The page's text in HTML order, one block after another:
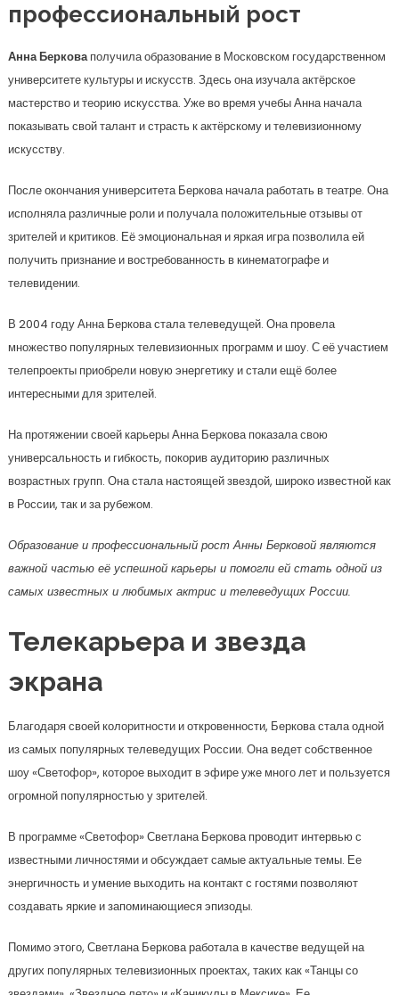
профессиональный рост
Анна Берковаполучила образование в Московском государственном
университете культуры и искусств. Здесь она изучала актёрское
мастерство и теорию искусства. Уже во время учебы Анна начала
показывать свой талант и страсть к актёрскому и телевизионному
искусству.
После окончания университета Беркова начала работать в театре. Она
исполняла различные роли и получала положительные отзывы от
зрителей и критиков. Её эмоциональная и яркая игра позволила ей
получить признание и востребованность в кинематографе и
телевидении.
В 2004 году Анна Беркова стала телеведущей. Она провела
множество популярных телевизионных программ и шоу. С её участием
телепроекты приобрели новую энергетику и стали ещё более
интересными для зрителей.
На протяжении своей карьеры Анна Беркова показала свою
универсальность и гибкость, покорив аудиторию различных
возрастных групп. Она стала настоящей звездой, широко известной как
в России, так и за рубежом.
Образование и профессиональный рост Анны Берковой являются
важной частью её успешной карьеры и помогли ей стать одной из
самых известных и любимых актрис и телеведущих России.
Телекарьера и звезда
экрана
Благодаря своей колоритности и откровенности, Беркова стала одной
из самых популярных телеведущих России. Она ведет собственное
шоу «Светофор», которое выходит в эфире уже много лет и пользуется
огромной популярностью у зрителей.
В программе «Светофор» Светлана Беркова проводит интервью с
известными личностями и обсуждает самые актуальные темы. Ее
энергичность и умение выходить на контакт с гостями позволяют
создавать яркие и запоминающиеся эпизоды.
Помимо этого, Светлана Беркова работала в качестве ведущей на
других популярных телевизионных проектах, таких как «Танцы со